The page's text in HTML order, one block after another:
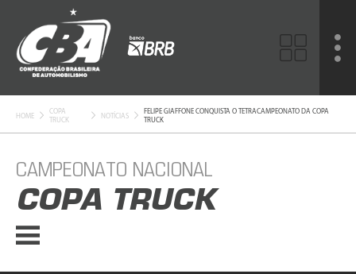
HOME
COPA
TRUCK
NOTÍCIAS
FELIPE GIAFFONE CONQUISTA O TETRACAMPEONATO DA COPA
TRUCK
CAMPEONATO NACIONAL
COPA TRUCK